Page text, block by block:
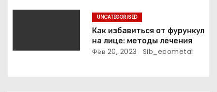
я
UNCATEGORISED
Как избавиться от фурункул
на лице: методы лечения
Фев 20, 2023 Sib_ecometal